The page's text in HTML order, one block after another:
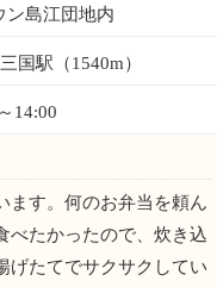
島江団地内
国駅（1540m）
14:00
ます。何のお弁当を頼ん
べたかったので、炊き込
げたてでサクサクしてい